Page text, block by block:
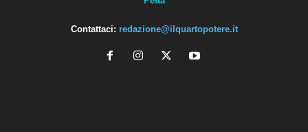
Contattaci: redazione@ilquartopotere.it